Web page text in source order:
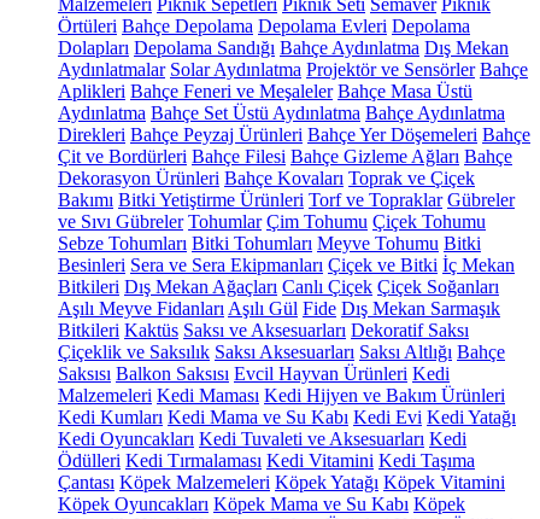
Malzemeleri Piknik Sepetleri Piknik Seti Semaver Piknik
Örtüleri Bahçe Depolama Depolama Evleri Depolama
Dolapları Depolama Sandığı Bahçe Aydınlatma Dış Mekan
Aydınlatmalar Solar Aydınlatma Projektör ve Sensörler Bahçe
Aplikleri Bahçe Feneri ve Meşaleler Bahçe Masa Üstü
Aydınlatma Bahçe Set Üstü Aydınlatma Bahçe Aydınlatma
Direkleri Bahçe Peyzaj Ürünleri Bahçe Yer Döşemeleri Bahçe
Çit ve Bordürleri Bahçe Filesi Bahçe Gizleme Ağları Bahçe
Dekorasyon Ürünleri Bahçe Kovaları Toprak ve Çiçek
Bakımı Bitki Yetiştirme Ürünleri Torf ve Topraklar Gübreler
ve Sıvı Gübreler Tohumlar Çim Tohumu Çiçek Tohumu
Sebze Tohumları Bitki Tohumları Meyve Tohumu Bitki
Besinleri Sera ve Sera Ekipmanları Çiçek ve Bitki İç Mekan
Bitkileri Dış Mekan Ağaçları Canlı Çiçek Çiçek Soğanları
Aşılı Meyve Fidanları Aşılı Gül Fide Dış Mekan Sarmaşık
Bitkileri Kaktüs Saksı ve Aksesuarları Dekoratif Saksı
Çiçeklik ve Saksılık Saksı Aksesuarları Saksı Altlığı Bahçe
Saksısı Balkon Saksısı Evcil Hayvan Ürünleri Kedi
Malzemeleri Kedi Maması Kedi Hijyen ve Bakım Ürünleri
Kedi Kumları Kedi Mama ve Su Kabı Kedi Evi Kedi Yatağı
Kedi Oyuncakları Kedi Tuvaleti ve Aksesuarları Kedi
Ödülleri Kedi Tırmalaması Kedi Vitamini Kedi Taşıma
Çantası Köpek Malzemeleri Köpek Yatağı Köpek Vitamini
Köpek Oyuncakları Köpek Mama ve Su Kabı Köpek